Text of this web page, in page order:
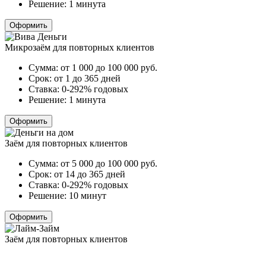
Решение: 1 минута
Оформить
Микрозаём для повторных клиентов
Сумма: от 1 000 до 100 000 руб.
Срок: от 1 до 365 дней
Ставка: 0-292% годовых
Решение: 1 минута
Оформить
Заём для повторных клиентов
Сумма: от 5 000 до 100 000 руб.
Срок: от 14 до 365 дней
Ставка: 0-292% годовых
Решение: 10 минут
Оформить
Заём для повторных клиентов